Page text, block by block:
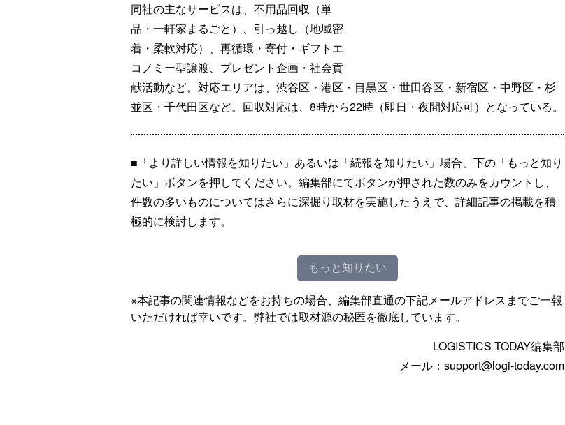
同社の主なサービスは、不用品回収（単
品・一軒家まるごと）、引っ越し（地域密
着・柔軟対応）、再循環・寄付・ギフトエ
コノミー型譲渡、プレゼント企画・社会貢
献活動など。対応エリアは、渋谷区・港区・目黒区・世田谷区・新宿区・中野区・杉
並区・千代田区など。回収対応は、8時から22時（即日・夜間対応可）となっている。
■「より詳しい情報を知りたい」あるいは「続報を知りたい」場合、下の「もっと知り
たい」ボタンを押してください。編集部にてボタンが押された数のみをカウントし、
件数の多いものについてはさらに深掘り取材を実施したうえで、詳細記事の掲載を積
極的に検討します。
もっと知りたい
※本記事の関連情報などをお持ちの場合、編集部直通の下記メールアドレスまでご一報
いただければ幸いです。弊社では取材源の秘匿を徹底しています。
LOGISTICS TODAY編集部
メール：support@logi-today.com